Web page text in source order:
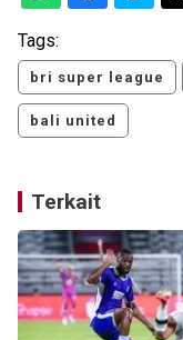
Tags:
bri super league
bali united
Terkait